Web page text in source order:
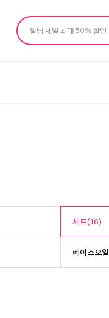
알땀 세일 최대 50% 할인
세트(16)
페이스오일